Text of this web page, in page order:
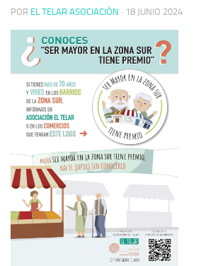
POR EL TELAR ASOCIACIÓN · 18 JUNIO 2024